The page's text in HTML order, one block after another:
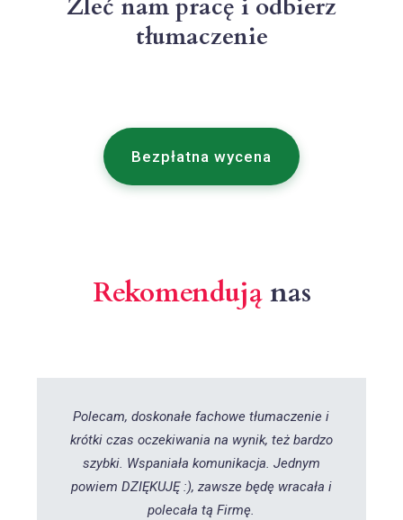
Zleć nam pracę i odbierz
tłumaczenie
Bezpłatna wycena
Rekomendująnas
Polecam, doskonałe fachowe tłumaczenie i
krótki czas oczekiwania na wynik, też bardzo
szybki. Wspaniała komunikacja. Jednym
powiem DZIĘKUJĘ :), zawsze będę wracała i
polecała tą Firmę.